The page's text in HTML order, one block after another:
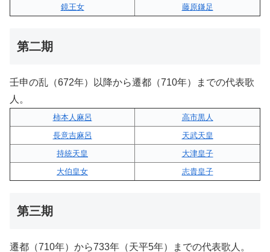
鏡王女
藤原鎌足
第二期
壬申の乱（672年）以降から遷都（710年）までの代表歌
人。
柿本人麻呂
高市黒人
長意吉麻呂
天武天皇
持統天皇
大津皇子
大伯皇女
志貴皇子
第三期
遷都（710年）から733年（天平5年）までの代表歌人。